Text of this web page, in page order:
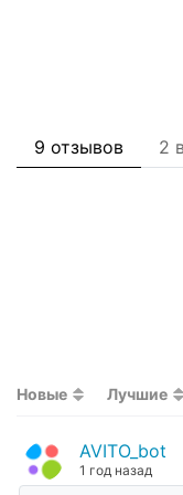
9 отзывов 2
Новые Лучшие
AVITO_bot
1 год назад